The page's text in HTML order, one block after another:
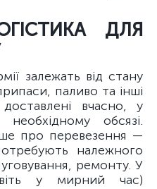
ДЛЯ
залежать від стану
паливо та інші
вчасно, у
обсязі.
про перевезення —
належного
ремонту. У
у мирний час)